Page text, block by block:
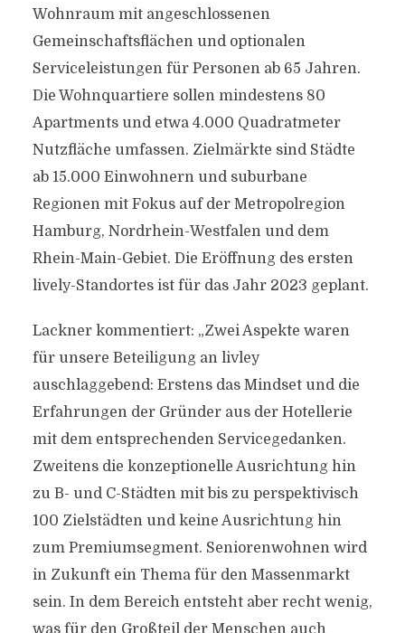
Wohnraum mit angeschlossenen
Gemeinschaftsflächen und optionalen
Serviceleistungen für Personen ab 65 Jahren.
Die Wohnquartiere sollen mindestens 80
Apartments und etwa 4.000 Quadratmeter
Nutzfläche umfassen. Zielmärkte sind Städte
ab 15.000 Einwohnern und suburbane
Regionen mit Fokus auf der Metropolregion
Hamburg, Nordrhein-Westfalen und dem
Rhein-Main-Gebiet. Die Eröffnung des ersten
lively-Standortes ist für das Jahr 2023 geplant.
Lackner kommentiert: „Zwei Aspekte waren
für unsere Beteiligung an livley
auschlaggebend: Erstens das Mindset und die
Erfahrungen der Gründer aus der Hotellerie
mit dem entsprechenden Servicegedanken.
Zweitens die konzeptionelle Ausrichtung hin
zu B- und C-Städten mit bis zu perspektivisch
100 Zielstädten und keine Ausrichtung hin
zum Premiumsegment. Seniorenwohnen wird
in Zukunft ein Thema für den Massenmarkt
sein. In dem Bereich entsteht aber recht wenig,
was für den Großteil der Menschen auch